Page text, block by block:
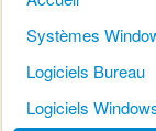
Systèmes
Logiciels Bureau
Logiciels